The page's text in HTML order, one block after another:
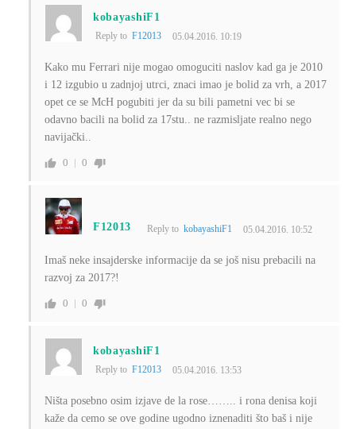
kobayashiF1
Reply to F12013 05.04.2016. 10:19
Kako mu Ferrari nije mogao omoguciti naslov kad ga je 2010
i 12 izgubio u zadnjoj utrci, znaci imao je bolid za vrh, a 2017
opet ce se McH pogubiti jer da su bili pametni vec bi se
odavno bacili na bolid za 17stu.. ne razmisljate realno nego
navijački..
0 0
F12013 Reply tokobayashiF1 05.04.2016. 10:52
Imaš neke insajderske informacije da se još nisu prebacili na
razvoj za 2017?!
0 0
kobayashiF1
Reply to F12013 05.04.2016. 13:53
Ništa posebno osim izjave de la rose…….. i rona denisa koji
kaže da cemo se ove godine ugodno iznenaditi što baš i nije